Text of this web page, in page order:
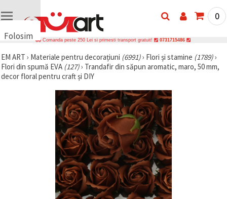
Folosim
uri
🍪 Folosim
cookie-uri
0
Comanda peste 250 Lei si primesti transport gratuit! 0731715486
EM ART › Materiale pentru decorațiuni (6991)› Flori și stamine (1789)›
Flori din spumă EVA (127)› Trandafir din săpun aromatic, maro, 50 mm,
decor floral pentru craft și DIY